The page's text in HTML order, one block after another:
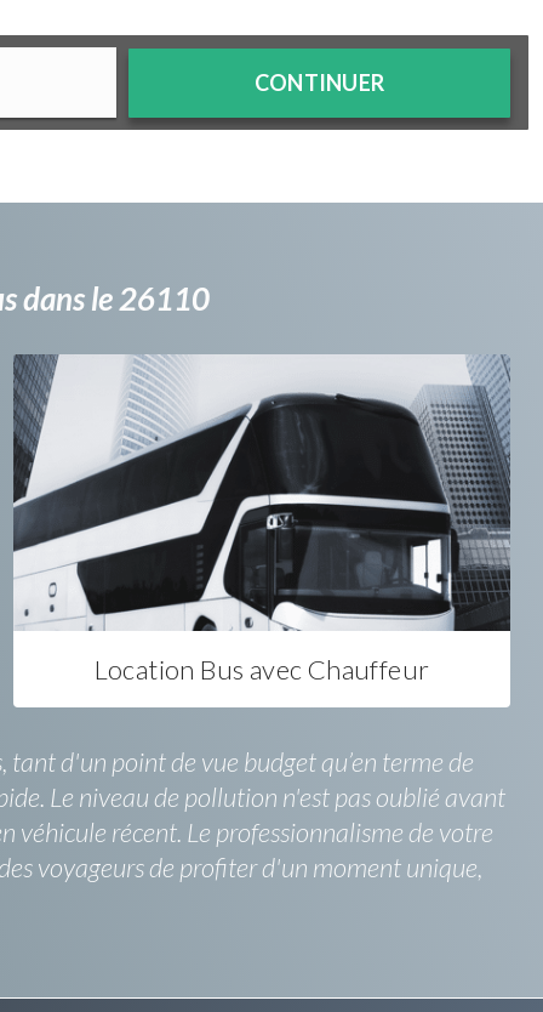
CONTINUER
dans le 26110
Location Bus avec Chauffeur
d'un point de vue budget qu’en terme de
Le niveau de pollution n'est pas oublié avant
véhicule récent. Le professionnalisme de votre
voyageurs de profiter d'un moment unique,